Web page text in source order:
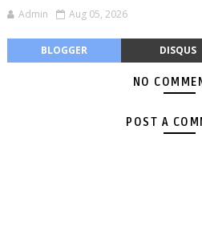
Admin Aug 05, 2026
BLOGGER DISQUS
NO
POST A